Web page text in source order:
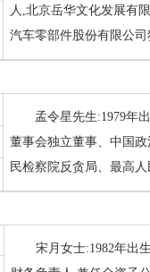
人,北京岳华文化发展有
汽车零部件股份有限公
孟令星先生:1979年
董事会独立董事、中国
民检察院反贪局、最高
宋月女士:1982年出